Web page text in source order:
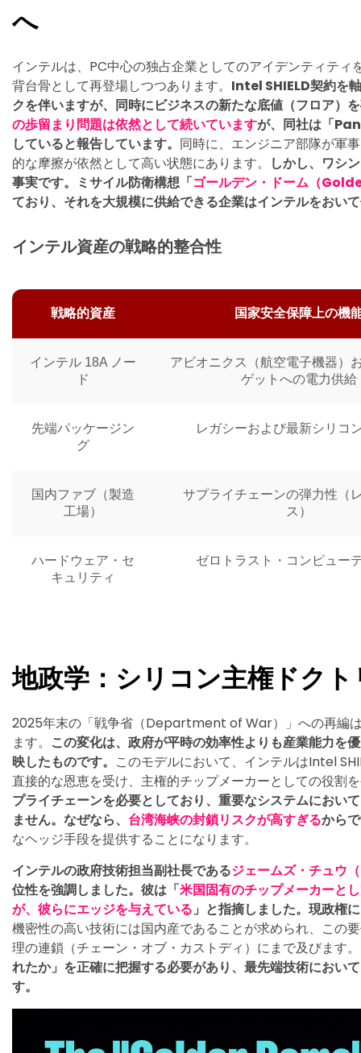
へ
インテルは、PC中心の独占企業としてのアイデンティテ
背台骨として再登場しつつあります。 Intel SHIELD契約を
クを伴いますが、同時にビジネスの新たな底値（フロア）
の歩留まり問題は依然として続いていますが、同社は「
していると報告しています。 同時に、エンジニア部隊が軍
的な摩擦が依然として高い状態にあります。
しかし、ワシ
事実です。ミサイル防衛構想「ゴールデン・ドーム（
ており、それを大規模に供給できる企業はインテルをおい
インテル資産の戦略的整合性
戦略的資産 国家安全保障上の機
インテル 18A ノー
ド
アビオニクス（航空電子機器）
ゲットへの電力供給
先端パッケージン
グ
レガシーおよび最新シリコ
国内ファブ（製造
工場）
サプライチェーンの弾力性（
ス）
ハードウェア・セ
キュリティ
ゼロトラスト・コンピュー
地政学：シリコン主権ドク
2025年末の「戦争省（Department of War）」への再編
ます。 この変化は、政府が平時の効率性よりも産業能力を
映したものです。 このモデルにおいて、インテルはIntel
直接的な恩恵を受け、主権的チップメーカーとしての役割
プライチェーンを必要としており、重要なシステムにおい
ません。なぜなら、 台湾海峡の封鎖リスクが高すぎるから
なヘッジ手段を提供することになります。
インテルの政府技術担当副社長であるジェームズ・チュウ
位性を強調しました。彼は「米国固有のチップメーカーと
が、彼らにエッジを与えている」と指摘しました。現政権
機密性の高い技術には国内産であることが求められ、この
理の連鎖（チェーン・オブ・カストディ）にまで及びます。
れたか」を正確に把握する必要があり、最先端技術におい
す。